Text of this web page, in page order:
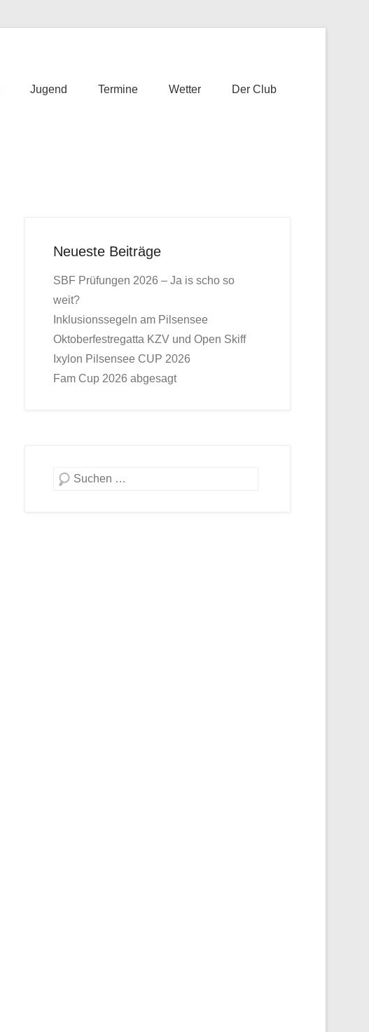
Jugend Termine Wetter Der Club
Neueste Beiträge
SBF Prüfungen 2026 – Ja is scho so
weit?
Inklusionssegeln am Pilsensee
Oktoberfestregatta KZV und Open Skiff
Ixylon Pilsensee CUP 2026
Fam Cup 2026 abgesagt
Suche